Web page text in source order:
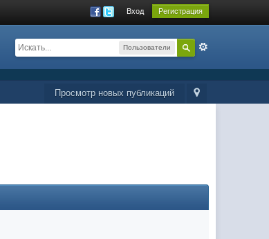
Вход Регистрация
Пользователи
Просмотр новых публикаций